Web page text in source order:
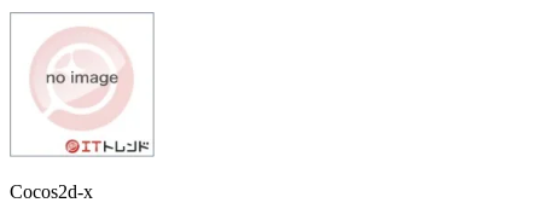
Cocos2d-x